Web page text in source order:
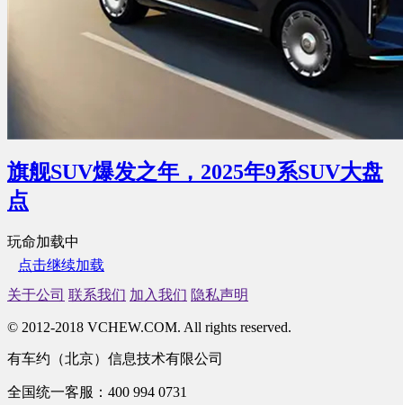
旗舰SUV爆发之年，2025年9系SUV大盘
点
玩命加载中
点击继续加载
关于公司 联系我们 加入我们 隐私声明
© 2012-2018 VCHEW.COM. All rights reserved.
有车约（北京）信息技术有限公司
全国统一客服：400 994 0731